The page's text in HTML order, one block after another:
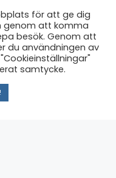
för att ge dig
genom att komma
besök. Genom att
du användningen av
samtycke.